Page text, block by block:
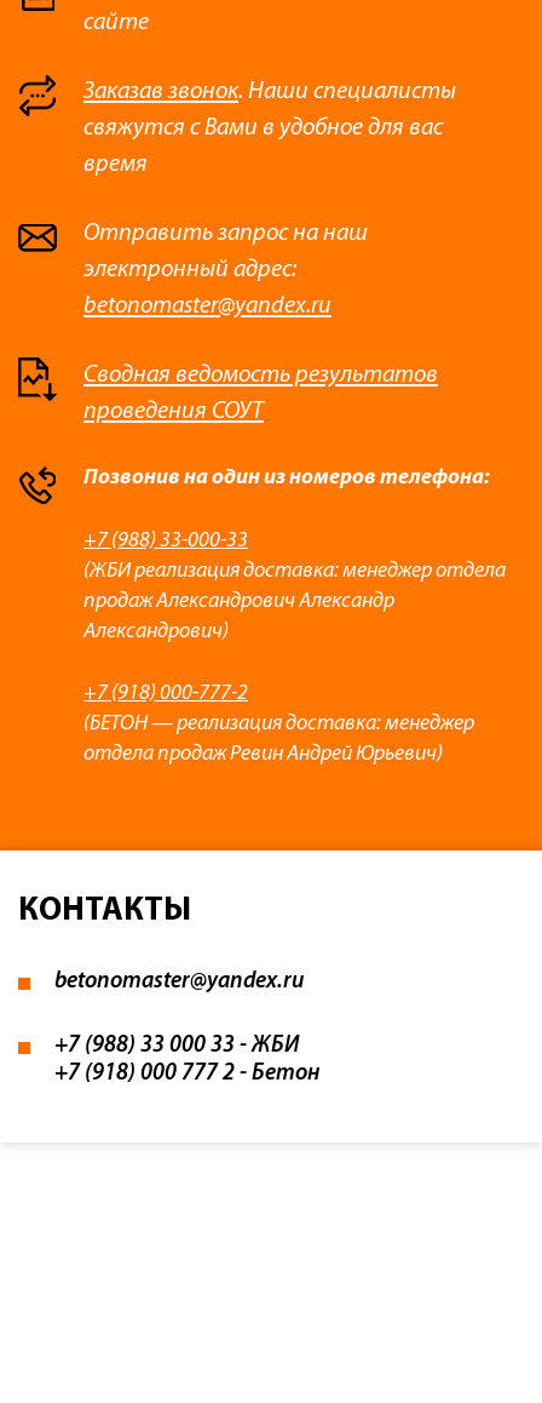
сайте
Заказав звонок. Наши специалисты
свяжутся с Вами в удобное для вас
время
Отправить запрос на наш
электронный адрес:
betonomaster@yandex.ru
Сводная ведомость результатов
проведения СОУТ
Позвонив на один из номеров телефона:
+7 (988) 33-000-33
(ЖБИ реализация доставка: менеджер отдела
продаж Александрович Александр
Александрович)
+7 (918) 000-777-2
(БЕТОН — реализация доставка: менеджер
отдела продаж Ревин Андрей Юрьевич)
КОНТАКТЫ
betonomaster@yandex.ru
+7 (988) 33 000 33 - ЖБИ
+7 (918) 000 777 2 - Бетон